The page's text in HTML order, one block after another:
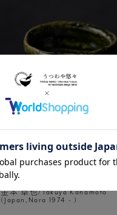
金本 卓也/Takuya Kanamoto
(Japan,Nara 1974 - )